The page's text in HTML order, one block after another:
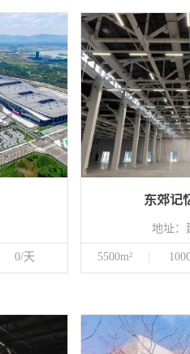
0/天
东郊记
地址：
5500m²